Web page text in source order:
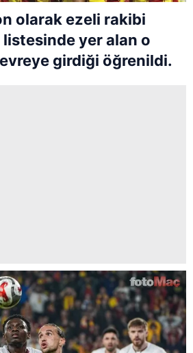
olarak ezeli rakibi
listesinde yer alan o
girdiği öğrenildi.